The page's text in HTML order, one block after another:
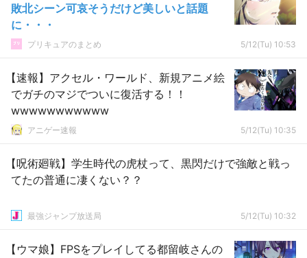
敗北シーン可哀そうだけど美しいと話題
に・・・
プリキュアのまとめ 5/12(Tu) 10:53
【速報】アクセル・ワールド、新規アニメ絵
でガチのマジでついに復活する！！
wwwwwwwwwww
アニゲー速報 5/12(Tu) 10:35
【呪術廻戦】学生時代の虎杖って、黒閃だけで強敵と戦っ
てたの普通に凄くない？？
最強ジャンプ放送局 5/12(Tu) 10:32
【ウマ娘】FPSをプレイしてる都留岐さんの